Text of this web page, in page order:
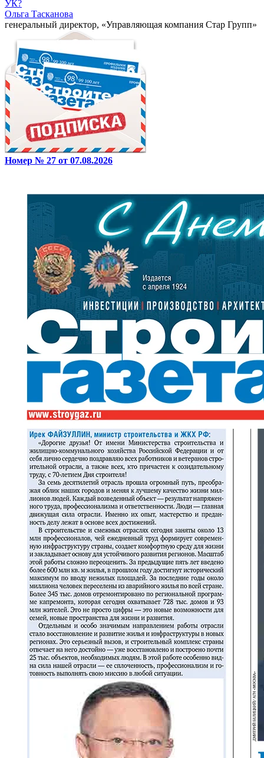
УК?
Ольга Тасканова
генеральный директор, «Управляющая компания Стар Групп»
Номер № 27 от 07.08.2026